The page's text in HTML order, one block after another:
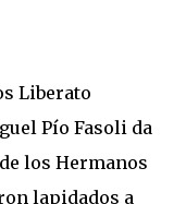
Liberato
Pío Fasoli da
los Hermanos
lapidados a